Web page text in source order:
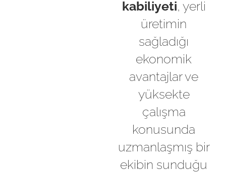
kabiliyeti, yerli
üretimin
sağladığı
ekonomik
avantajlar ve
yüksekte
çalışma
konusunda
uzmanlaşmış bir
ekibin sunduğu